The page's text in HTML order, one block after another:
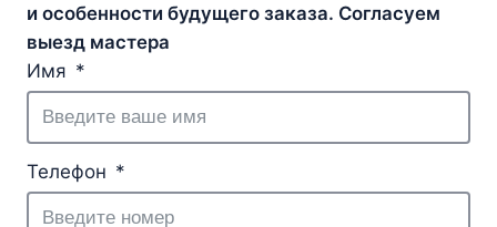
и особенности будущего заказа. Согласуем
выезд мастера
Имя
Телефон